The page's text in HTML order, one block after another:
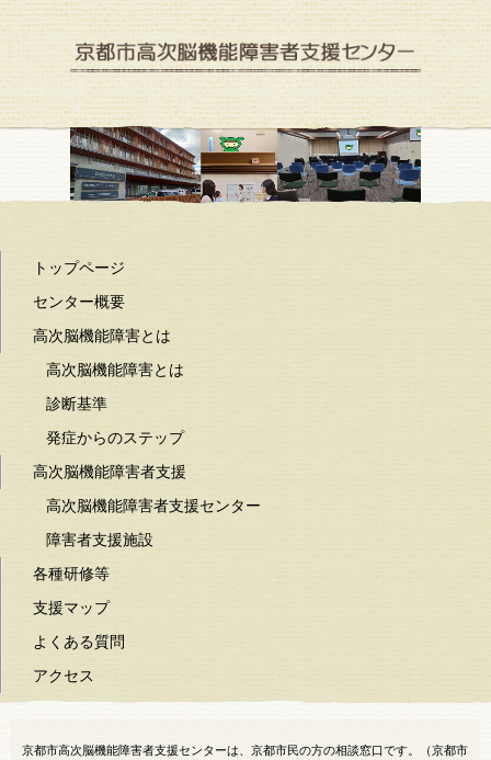
京都市高次脳機能障害者支援センター
京都市高次脳機能障害者支援センターは、京都市民の方の相談窓口です。（京都市
トップページ
センター概要
高次脳機能障害とは
高次脳機能障害とは
診断基準
発症からのステップ
高次脳機能障害者支援
高次脳機能障害者支援センター
障害者支援施設
各種研修等
支援マップ
よくある質問
アクセス